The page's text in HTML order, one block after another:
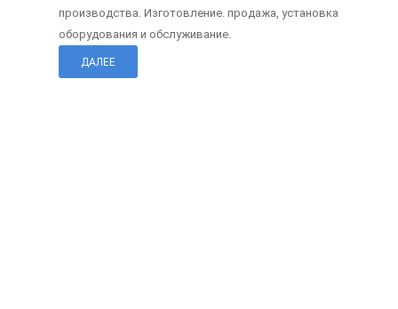
производства. Изготовление. продажа, установка
оборудования и обслуживание.
ДАЛЕЕ